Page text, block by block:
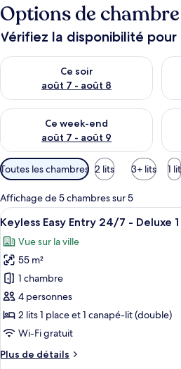
Options de chambre
Vérifiez la disponibilité pour
Ce soir
août 7 - août 8
Vérifier la disponibilité pour ce soir
Ce week-end
août 7 - août 9
Vérifier la disponibilité pour ce
Filtres
disponibles
pour
les
chambres
Toutes les chambres 2 lits 3+ lits 1 lit
Affichage de 5 chambres sur 5
Afficher
toutes
les
photos
pour
ce
type
de
chambre :
Keyless
Un
9
Keyless Easy Entry 24/7 - Deluxe
Vue sur la ville
55 m²
1 chambre
4 personnes
2 lits 1 place et 1 canapé-lit (double)
Wi-Fi gratuit
Plus de détails
Plus